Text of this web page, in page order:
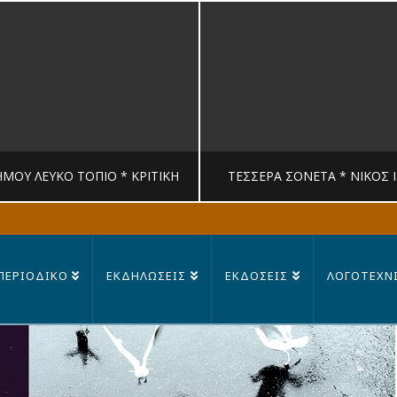
ΛΕΥΚΟ ΤΟΠΙΟ * ΚΡΙΤΙΚΉ
MANDRAGORAS
23 ΙΟΥΛΊΟΥ, 2026
ΤΈΣΣΕΡΑ ΣΟΝΈΤΑ * ΝΊΚΟΣ
14 ΙΟΥΛΊΟΥ, 2026
ΕΚΔΗΛΩΣΕΙΣ ΕΚΔΟΣΕΙΣ